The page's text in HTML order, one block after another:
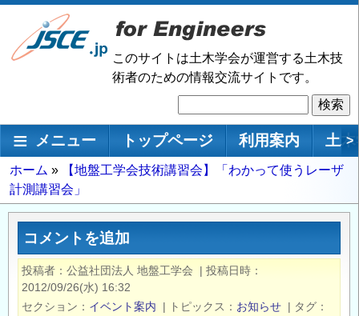
メ
ン
移
動
このサイトは土木学会が運営する土木技
術者のための情報交流サイトです。
索
メインナビゲーション
メニュー トップページ 利用案内 土 >
パ
ン
く
ホーム
【地盤工学会技術講習会】「わかって使うレーザ
計測講習会」
コメントを追加
投稿者 公益社団法人 地盤工学会 | 投稿日時
2012/09/26(水) 16:32
セクション
イベント案内 | トピックス お知らせ | タグ